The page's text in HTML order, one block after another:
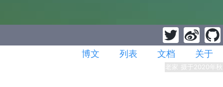
博文 列表 文档 关于
老家 摄于2020年秋